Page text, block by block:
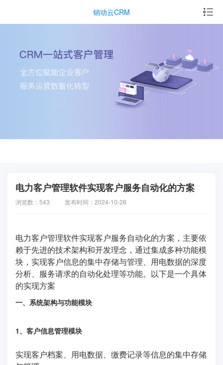
销动云CRM
电力客户管理软件实现客户服务自动化的方案
浏览数：543 发布时间：2024-10-28
电力客户管理软件实现客户服务自动化的方案，主要依
赖于先进的技术架构和开发理念，通过集成多种功能模
块，实现客户信息的集中存储与管理、用电数据的深度
分析、服务请求的自动化处理等功能。以下是一个具体
的实现方案
一、系统架构与功能模块
1、客户信息管理模块
实现客户档案、用电数据、缴费记录等信息的集中存储